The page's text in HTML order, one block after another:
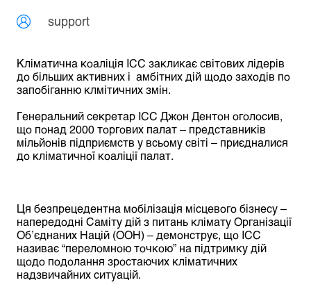
support
Кліматична коаліція ICC закликає світових лідерів
до більших активних і амбітних дій щодо заходів по
запобіганню клмітичних змін.
Генеральний секретар ICC Джон Дентон оголосив,
що понад 2000 торгових палат – представників
мільйонів підприємств у всьому світі – приєдналися
до кліматичної коаліції палат.
Ця безпрецедентна мобілізація місцевого бізнесу –
напередодні Саміту дій з питань клімату Організації
Об’єднаних Націй (ООН) – демонструє, що ICC
називає “переломною точкою” на підтримку дій
щодо подолання зростаючих кліматичних
надзвичайних ситуацій.